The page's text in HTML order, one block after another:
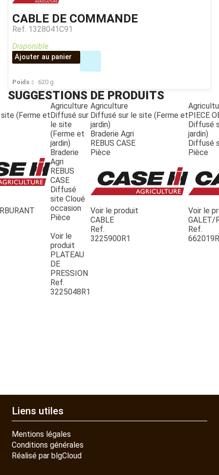
JOUET
ESPACES VERTS
QUAD SSV UTV
PIECES DETACHEES
CABLE DE COMMANDE
Ref. 1328041C91
Poids 620 g
Disponible
Ajouter au panier
SUGGESTIONS DE PRODUITS
(Ferme et
Agriculture
Diffusé sur
le site
(Ferme et
jardin)
Braderie
Agri
REBUS
CASE
Diffusé
site Cloué
occasion
Pièce
Voir le
produit
PLATEAU
DE
PRESSION
Ref.
3225048R1
Agriculture
Diffusé sur le site (Ferme et
jardin)
Braderie Agri
REBUS CASE
Pièce
Voir le produit
CABLE
Ref.
3225900R1
PIECE
Diffusé
jardin)
Diffusé
Pièce
Voir le
GALET/
Ref.
Liens utiles
Mentions légales
Conditions générales
Réalisé par blgCloud